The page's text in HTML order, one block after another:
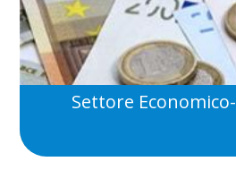
Settore